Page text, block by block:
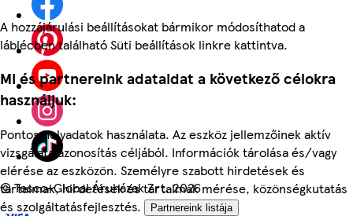
A hozzájárulási beállításokat bármikor módosíthatod a
láblécben található Süti beállítások linkre kattintva.
Mi és partnereink adataidat a következő célokra
használjuk:
Pontos helyadatok használata. Az eszköz jellemzőinek aktív
vizsgálata azonosítás céljából. Információk tárolása és/vagy
elérése az eszközön. Személyre szabott hirdetések és
tartalmak, hirdetések és tartalmak mérése, közönségkutatás
és szolgáltatásfejlesztés.
Partnereink listája
©Tesco-Global Áruházak Zrt. 2026